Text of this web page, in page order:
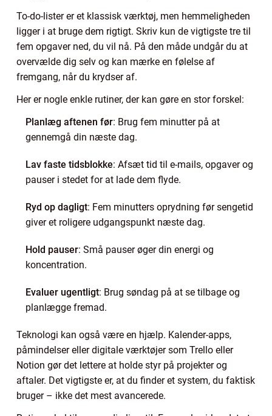
To-do-lister er et klassisk værktøj, men hemmeligheden
ligger i at bruge dem rigtigt. Skriv kun de vigtigste tre til
fem opgaver ned, du vil nå. På den måde undgår du at
overvælde dig selv og kan mærke en følelse af
fremgang, når du krydser af.
Her er nogle enkle rutiner, der kan gøre en stor forskel:
Planlæg aftenen før: Brug fem minutter på at
gennemgå din næste dag.
Lav faste tidsblokke: Afsæt tid til e-mails, opgaver og
pauser i stedet for at lade dem flyde.
Ryd op dagligt: Fem minutters oprydning før sengetid
giver et roligere udgangspunkt næste dag.
Hold pauser: Små pauser øger din energi og
koncentration.
Evaluer ugentligt: Brug søndag på at se tilbage og
planlægge fremad.
Teknologi kan også være en hjælp. Kalender-apps,
påmindelser eller digitale værktøjer som Trello eller
Notion gør det lettere at holde styr på projekter og
aftaler. Det vigtigste er, at du finder et system, du faktisk
bruger – ikke det mest avancerede.